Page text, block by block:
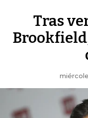
Tras